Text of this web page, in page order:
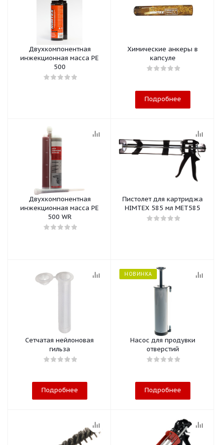
Двухкомпонентная
инжекционная масса РЕ
500
Химические анкеры в
капсуле
Подробнее
Двухкомпонентная
инжекционная масса РЕ
500 WR
Пистолет для картриджа
HIMTEX 585 мл MET585
Сетчатая нейлоновая
гильза
Подробнее
НОВИНКА
Насос для продувки
отверстий
Подробнее